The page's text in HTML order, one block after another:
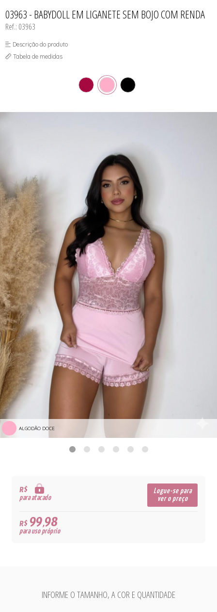
CONJUNTO
CONJUNTO BIQUÍNI
ROBE
TOP
03963 - BABYDOLL EM LIGANETE SEM BOJO COM RENDA
Ref.: 03963
Descrição do produto
Tabela de medidas
ALGODÃO DOCE
R$
para atacado
Logue-se para
ver o preço
R$99,98
para uso próprio
INFORME O TAMANHO, A COR E QUANTIDADE